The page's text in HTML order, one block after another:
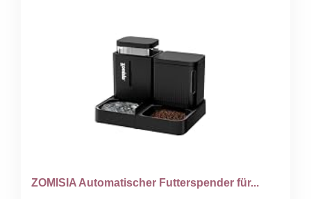
ZOMISIA Automatischer Futterspender für...